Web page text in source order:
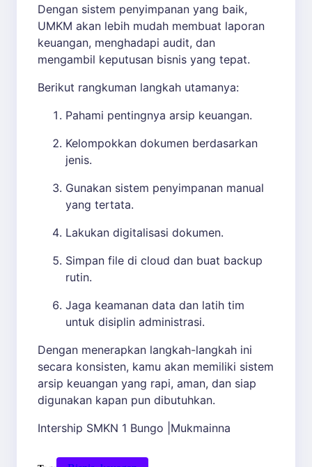
Dengan sistem penyimpanan yang baik,
UMKM akan lebih mudah membuat laporan
keuangan, menghadapi audit, dan
mengambil keputusan bisnis yang tepat.
Berikut rangkuman langkah utamanya:
Pahami pentingnya arsip keuangan.
Kelompokkan dokumen berdasarkan
jenis.
Gunakan sistem penyimpanan manual
yang tertata.
Lakukan digitalisasi dokumen.
Simpan file di cloud dan buat backup
rutin.
Jaga keamanan data dan latih tim
untuk disiplin administrasi.
Dengan menerapkan langkah-langkah ini
secara konsisten, kamu akan memiliki sistem
arsip keuangan yang rapi, aman, dan siap
digunakan kapan pun dibutuhkan.
Intership SMKN 1 Bungo |Mukmainna